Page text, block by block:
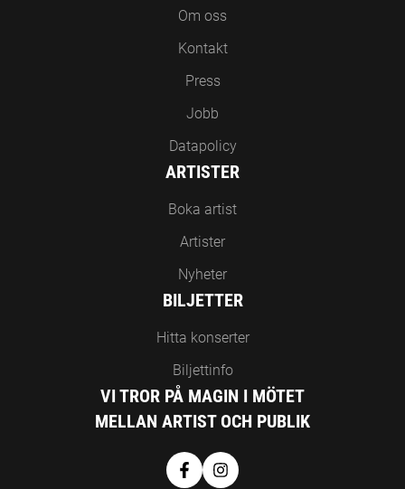
Om oss
Kontakt
Press
Jobb
Datapolicy
ARTISTER
Boka artist
Artister
Nyheter
BILJETTER
Hitta konserter
Biljettinfo
VI TROR PÅ MAGIN I MÖTET
MELLAN ARTIST OCH PUBLIK